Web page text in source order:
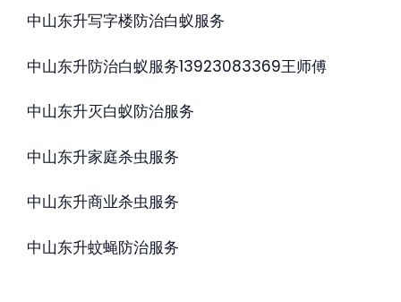
中山东升写字楼防治白蚁服务
中山东升防治白蚁服务13923083369王师傅
中山东升灭白蚁防治服务
中山东升家庭杀虫服务
中山东升商业杀虫服务
中山东升蚊蝇防治服务